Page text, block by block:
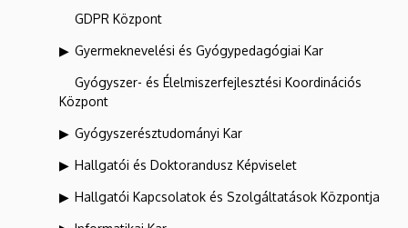
GDPR Központ
Gyermeknevelési és Gyógypedagógiai Kar
Gyógyszer- és Élelmiszerfejlesztési Koordinációs
Központ
Gyógyszerésztudományi Kar
Hallgatói és Doktorandusz Képviselet
Hallgatói Kapcsolatok és Szolgáltatások Központja